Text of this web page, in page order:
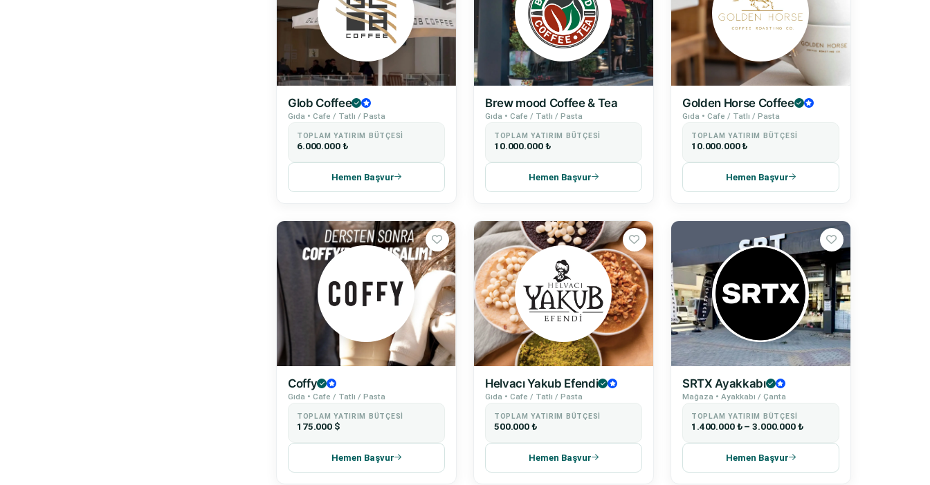
Glob Coffee
Gıda • Cafe / Tatlı / Pasta
TOPLAM YATIRIM BÜTÇESI
6.000.000 ₺
Hemen Başvur
Brew mood Coffee & Tea
Gıda • Cafe / Tatlı / Pasta
TOPLAM YATIRIM BÜTÇESI
10.000.000 ₺
Hemen Başvur
Golden Horse Coffee
Gıda • Cafe / Tatlı / Pasta
TOPLAM YATIRIM BÜTÇESI
10.000.000 ₺
Hemen Başvur
Coffy
Gıda • Cafe / Tatlı / Pasta
TOPLAM YATIRIM BÜTÇESI
175.000 $
Hemen Başvur
Helvacı Yakub Efendi
Gıda • Cafe / Tatlı / Pasta
TOPLAM YATIRIM BÜTÇESI
500.000 ₺
Hemen Başvur
SRTX Ayakkabı
Mağaza • Ayakkabı / Çanta
TOPLAM YATIRIM BÜTÇESI
1.400.000 ₺ – 3.000.000 ₺
Hemen Başvur